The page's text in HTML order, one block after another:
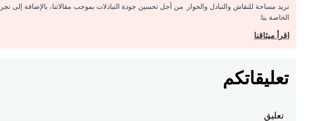
نريد مساحة للنقاش والتبادل والحوار. من أجل تحسين جودة التبادلات بموجب مقالاتنا، بالإضافة إلى
الخاصة بنا.
اقرأ ميثاقنا
تعليقاتكم
تعليق